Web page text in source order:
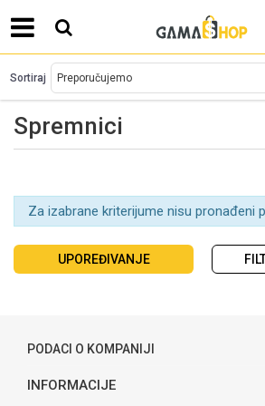
SIGURNO PLAĆANJE PLATNIM
Spremnici
Sortiraj
Za izabrane kriterijume nisu pronađeni
UPOREĐIVANJE
PODACI O KOMPANIJI
Gama S doo
INFORMACIJE